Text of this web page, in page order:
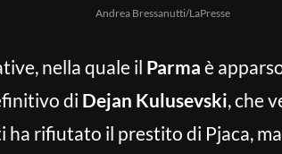
Andrea Bressanutti/LaPresse
nella quale il Parma è
di Dejan Kulusevski, che
ha rifiutato il prestito di Pjaca,